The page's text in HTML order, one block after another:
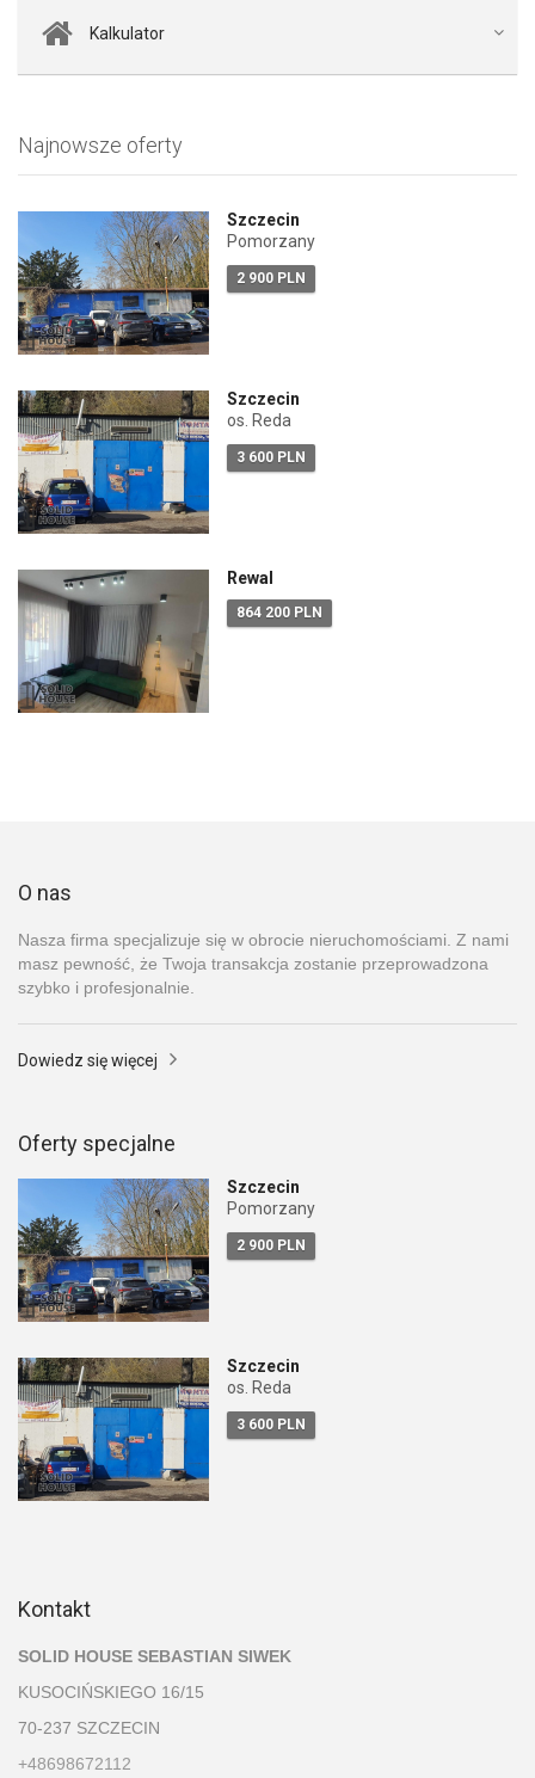
Kalkulator
Najnowsze oferty
Szczecin
Pomorzany
2 900 PLN
Szczecin
os. Reda
3 600 PLN
Rewal
864 200 PLN
O nas
Nasza firma specjalizuje się w obrocie nieruchomościami. Z nami
masz pewność, że Twoja transakcja zostanie przeprowadzona
szybko i profesjonalnie.
Dowiedz się więcej
Oferty specjalne
Szczecin
Pomorzany
2 900 PLN
Szczecin
os. Reda
3 600 PLN
Kontakt
SOLID HOUSE SEBASTIAN SIWEK
KUSOCIŃSKIEGO 16/15
70-237 SZCZECIN
+48698672112